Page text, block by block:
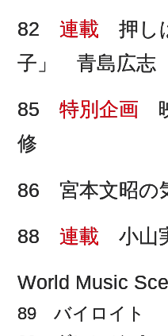
82 連載 押し
子」 青島広志
85 特別企画
修
86 宮本文昭の
88 連載 小山
World Music
89 バイロイト